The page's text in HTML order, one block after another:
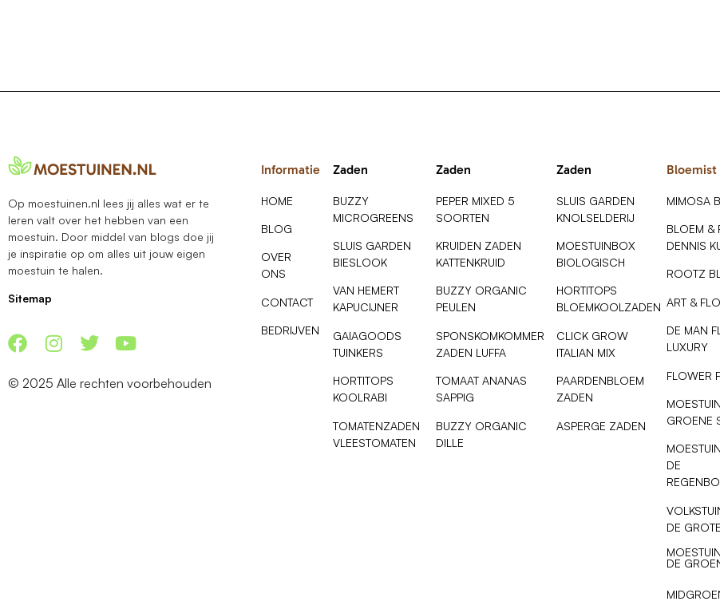
Op moestuinen.nl lees jij alles wat er te
leren valt over het hebben van een
moestuin. Door middel van blogs doe jij
je inspiratie op om alles uit jouw eigen
moestuin te halen.
Sitemap
© 2025 Alle rechten voorbehouden
Informatie
HOME
BLOG
OVER
ONS
CONTACT
BEDRIJVEN
Zaden
BUZZY
MICROGREENS
SLUIS GARDEN
BIESLOOK
VAN HEMERT
KAPUCIJNER
GAIAGOODS
TUINKERS
HORTITOPS
KOOLRABI
TOMATENZADEN
VLEESTOMATEN
Zaden
PEPER MIXED 5
SOORTEN
KRUIDEN ZADEN
KATTENKRUID
BUZZY ORGANIC
PEULEN
SPONSKOMKOMMER
ZADEN LUFFA
TOMAAT ANANAS
SAPPIG
BUZZY ORGANIC
DILLE
Zaden
SLUIS GARDEN
KNOLSELDERIJ
MOESTUINBOX
BIOLOGISCH
HORTITOPS
BLOEMKOOLZADEN
CLICK GROW
ITALIAN MIX
PAARDENBLOEM
ZADEN
ASPERGE ZADEN
Bloemist
MIMOSA
BLOEM &
DENNIS
ROOTZ
ART &
DE MAN
LUXURY
FLOWER
GROENE
DE
DE
DE